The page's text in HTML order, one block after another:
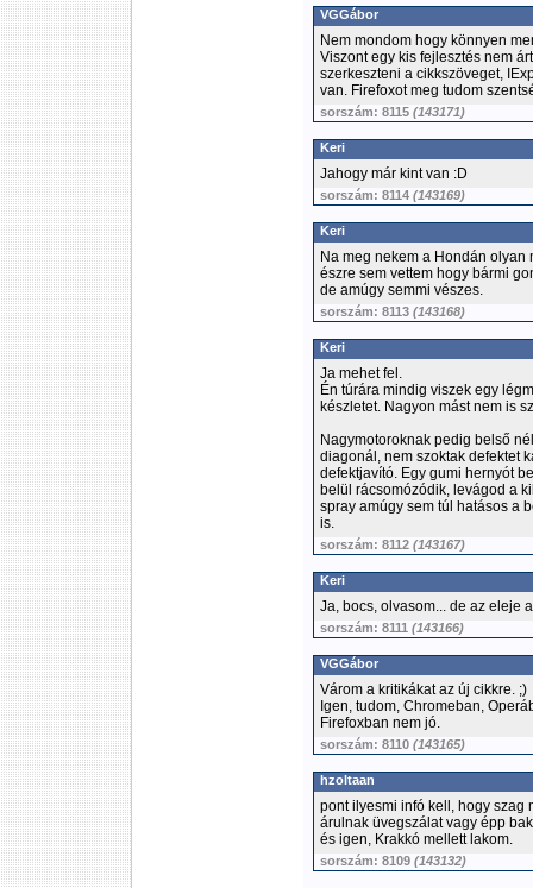
VGGábor
Nem mondom hogy könnyen
Viszont egy kis fejlesztés nem
szerkeszteni a cikkszöveget,
van. Firefoxot meg tudom
sorszám: 8115 (143171)
Keri
Jahogy már kint van :D
sorszám: 8114 (143169)
Keri
Na meg nekem a Hondán
észre sem vettem hogy bármi
de amúgy semmi vészes.
sorszám: 8113 (143168)
Keri
Ja mehet fel.
Én túrára mindig viszek egy
készletet. Nagyon mást nem is
Nagymotoroknak pedig belső
diagonál, nem szoktak defektet
defektjavító. Egy gumi hernyót
belül rácsomózódik, levágod a
spray amúgy sem túl hatásos a
is.
sorszám: 8112 (143167)
Keri
Ja, bocs, olvasom... de az eleje
sorszám: 8111 (143166)
VGGábor
Várom a kritikákat az új cikkre. ;)
Igen, tudom, Chromeban,
Firefoxban nem jó.
sorszám: 8110 (143165)
hzoltaan
pont ilyesmi infó kell, hogy szag
árulnak üvegszálat vagy épp
és igen, Krakkó mellett lakom.
sorszám: 8109 (143132)